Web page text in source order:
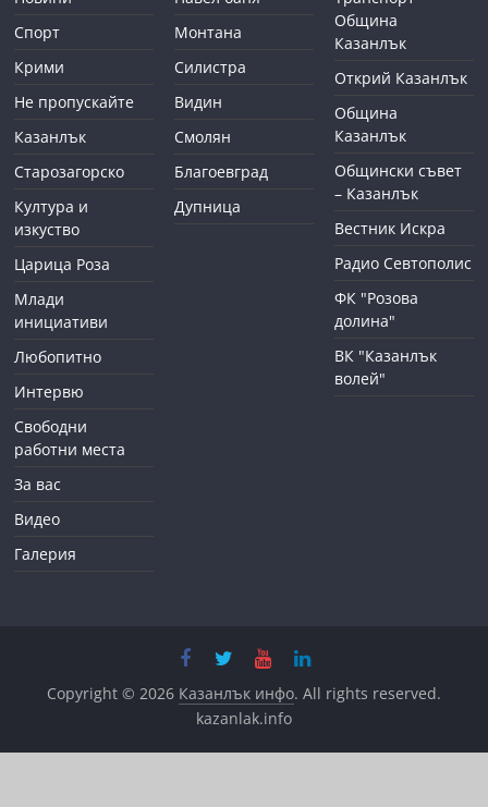
Спорт
Крими
Не пропускайте
Казанлък
Старозагорско
Култура и
изкуство
Царица Роза
Млади
инициативи
Любопитно
Интервю
Свободни
работни места
За вас
Видео
Галерия
Монтана
Силистра
Видин
Смолян
Благоевград
Дупница
Община
Казанлък
Открий Казанлък
Община
Казанлък
Общински съвет
– Казанлък
Вестник Искра
Радио Севтополис
ФК "Розова
долина"
ВК "Казанлък
волей"
Copyright © 2026 Казанлък инфо. All rights reserved.
kazanlak.info